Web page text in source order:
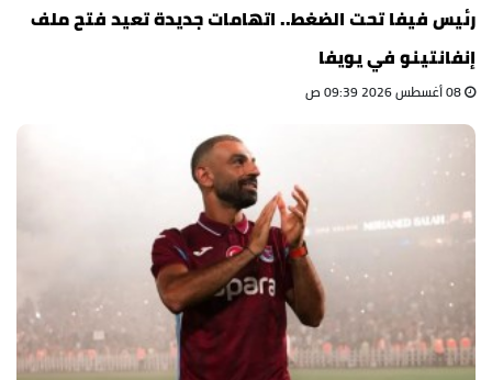
رئيس فيفا تحت الضغط.. اتهامات جديدة تعيد فتح ملف
إنفانتينو في يويفا